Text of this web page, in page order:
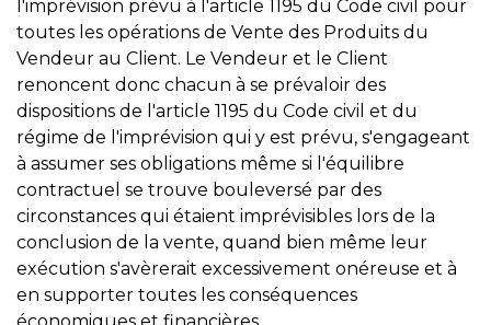
l'imprévision prévu à l'article 1195 du Code civil pour
toutes les opérations de Vente des Produits du
Vendeur au Client. Le Vendeur et le Client
renoncent donc chacun à se prévaloir des
dispositions de l'article 1195 du Code civil et du
régime de l'imprévision qui y est prévu, s'engageant
à assumer ses obligations même si l'équilibre
contractuel se trouve bouleversé par des
circonstances qui étaient imprévisibles lors de la
conclusion de la vente, quand bien même leur
exécution s'avèrerait excessivement onéreuse et à
en supporter toutes les conséquences